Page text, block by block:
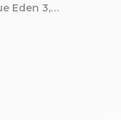
Porte-stylo avec élastique Eden 3,5 x 15,5 cm